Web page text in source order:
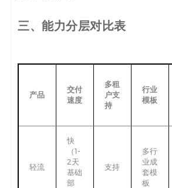
三、 能力分层对比表
产品
交付
速度
多租
户支
持
行业
模板
轻流
快
（1-
2天
基础
部
支持
多行
业成
套模
板